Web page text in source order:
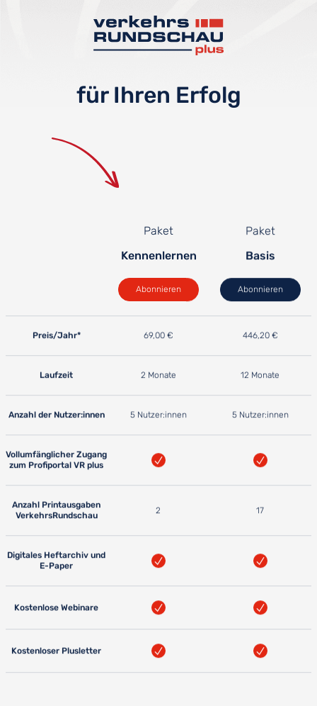
für Ihren Erfolg
Paket
Kennenlernen
Abonnieren
Paket
Basis
Abonnieren
Preis/Jahr* 69,00 € 446,20 €
Laufzeit 2 Monate 12 Monate
Anzahl der Nutzer:innen 5 Nutzer:innen 5 Nutzer:innen
Vollumfänglicher Zugang
zum Profiportal VR plus
Anzahl Printausgaben
VerkehrsRundschau
2 17
Digitales Heftarchiv und
E-Paper
Kostenlose Webinare
Kostenloser Plusletter